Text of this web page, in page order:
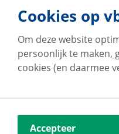
Naar vestiging
Vestdijk 180
5611 CZ Eindhoven
Cookies op
Om deze website
persoonlijk te maken,
cookies (en daarmee
Accepteer